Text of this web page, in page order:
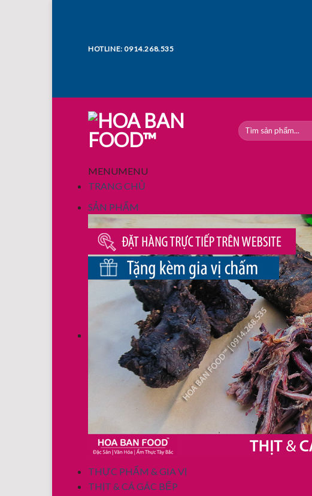
HOTLINE: 0914.268.535
Tìm
kiếm:
MENUMENU
TRANG CHỦ
SẢN PHẨM
THỰC PHẨM & GIA VỊ
THỊT & CÁ GÁC BẾP